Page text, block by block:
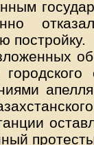
постройку.